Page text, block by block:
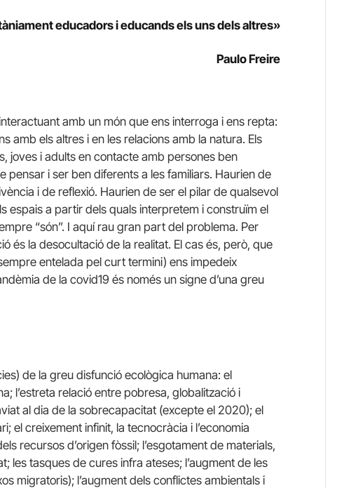
educadors i educands els uns dels altres»
Paulo Freire
amb un món que ens interroga i ens repta:
amb els altres i en les relacions amb la natura. Els
joves i adults en contacte amb persones ben
i ser ben diferents a les familiars. Haurien de
i de reflexió. Haurien de ser el pilar de qualsevol
espais a partir dels quals interpretem i construïm el
“són”. I aquí rau gran part del problema. Per
és la desocultació de la realitat. El cas és, però, que
entelada pel curt termini) ens impedeix
de la covid19 és només un signe d’una greu
de la greu disfunció ecològica humana: el
l’estreta relació entre pobresa, globalització i
al dia de la sobrecapacitat (excepte el 2020); el
el creixement infinit, la tecnocràcia i l’economia
recursos d’origen fòssil; l’esgotament de materials,
les tasques de cures infra ateses; l’augment de les
migratoris); l’augment dels conflictes ambientals i